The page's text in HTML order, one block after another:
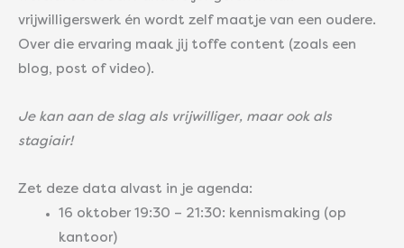
vrijwilligerswerk én wordt zelf maatje van een oudere.
Over die ervaring maak jij toffe content (zoals een
blog, post of video).
Je kan aan de slag als vrijwilliger, maar ook als
stagiair!
Zet deze data alvast in je agenda:
16 oktober 19:30 – 21:30: kennismaking (op
kantoor)